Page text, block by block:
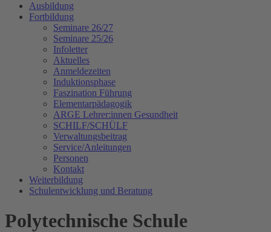
Ausbildung
Fortbildung
Seminare 26/27
Seminare 25/26
Infoletter
Aktuelles
Anmeldezeiten
Induktionsphase
Faszination Führung
Elementarpädagogik
ARGE Lehrer:innen Gesundheit
SCHILF/SCHÜLF
Verwaltungsbeitrag
Service/Anleitungen
Personen
Kontakt
Weiterbildung
Schulentwicklung und Beratung
Polytechnische Schule